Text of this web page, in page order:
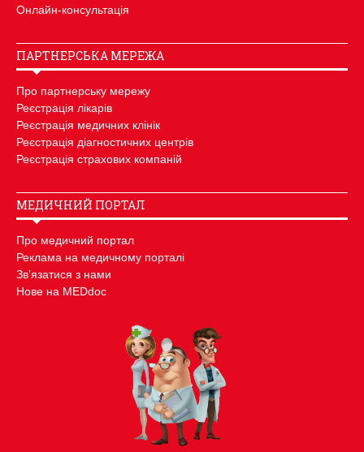
Онлайн-консультація
ПАРТНЕРСЬКА МЕРЕЖА
Про партнерську мережу
Реєстрація лікарів
Реєстрація медичних клінік
Реєстрація діагностичних центрів
Реєстрація страхових компаній
МЕДИЧНИЙ ПОРТАЛ
Про медичний портал
Реклама на медичному порталі
Зв’язатися з нами
Нове на MEDdoc